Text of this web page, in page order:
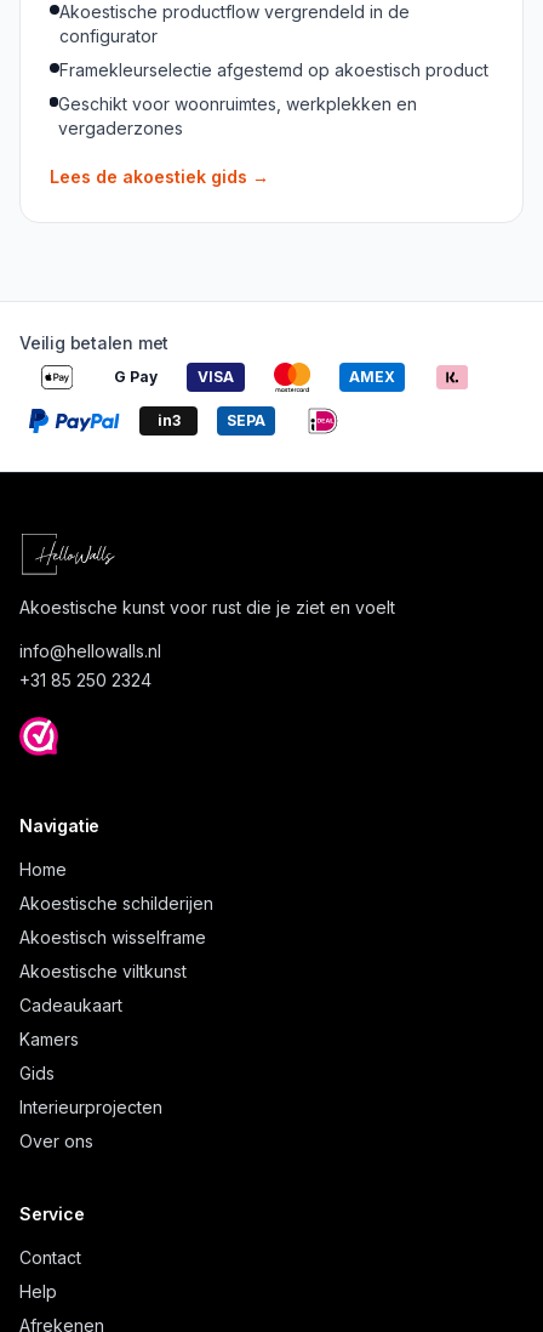
Akoestische productflow vergrendeld in de
configurator
Framekleurselectie afgestemd op akoestisch product
Geschikt voor woonruimtes, werkplekken en
vergaderzones
Lees de akoestiek gids →
Veilig betalen met
G Pay VISA AMEX
in3 SEPA
Akoestische kunst voor rust die je ziet en voelt
info@hellowalls.nl
+31 85 250 2324
Navigatie
Home
Akoestische schilderijen
Akoestisch wisselframe
Akoestische viltkunst
Cadeaukaart
Kamers
Gids
Interieurprojecten
Over ons
Service
Contact
Help
Afrekenen